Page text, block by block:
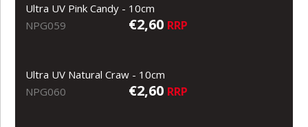
Ultra UV Pink Candy - 10cm
NPG059
€2,60 RRP
Ultra UV Natural Craw - 10cm
NPG060
€2,60 RRP